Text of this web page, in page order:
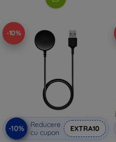
-10%
-10%
Reducere
cu cupon
EXTRA10